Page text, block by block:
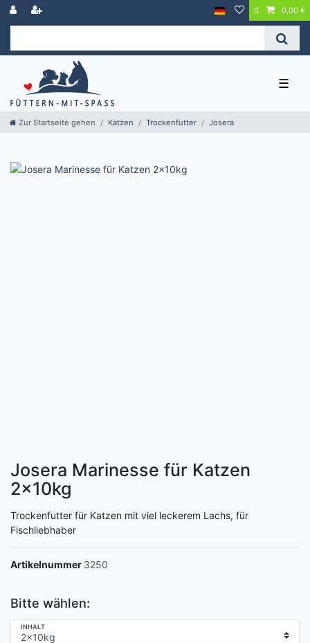
0 0,00 €
☰
Zur Startseite gehen Katzen Trockenfutter Josera
Josera Marinesse für Katzen
2x10kg
Trockenfutter für Katzen mit viel leckerem Lachs, für
Fischliebhaber
Artikelnummer 3250
Bitte wählen:
INHALT